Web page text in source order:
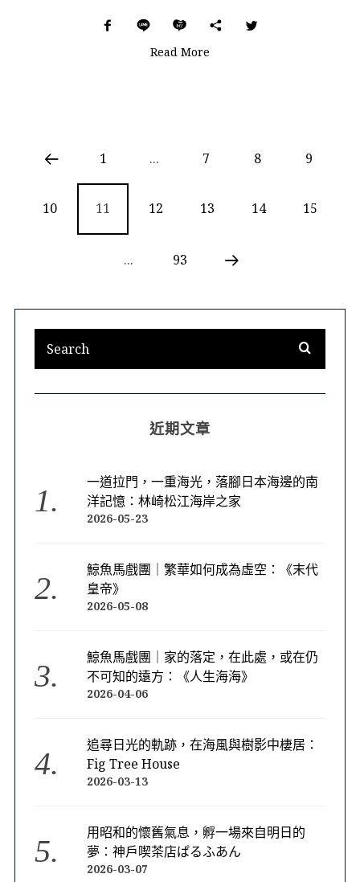
Read More
1 ... 7 8 9
10 11 12 13 14 15
... 93
近期文章
一道拉門，一重海光，落腳日本海邊的南
洋記憶：林崎松江海岸之家
2026-05-23
鯨魚馬戲團｜繁華如何成為虛空：《末代
皇帝》
2026-05-08
鯨魚馬戲團｜家的落定，在此處，或在仍
不可知的遠方：《人生海海》
2026-04-06
追尋日光的軌跡，在海風與樹影中棲居：
Fig Tree House
2026-03-13
用昭和的懷舊氣息，孵一場來自明日的
夢：神戶喫茶店ぱるふあん
2026-03-07